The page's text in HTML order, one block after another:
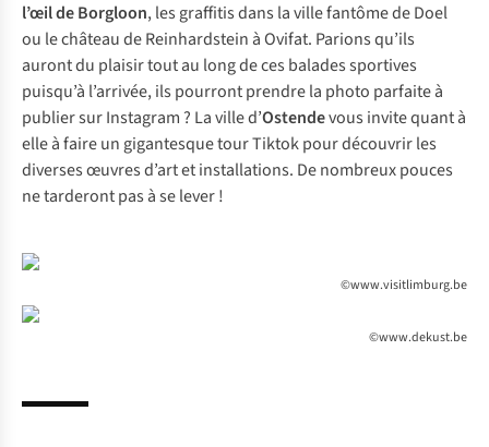
l’œilde Borgloon, les graffitis dans la ville fantôme de Doel
ou le château de Reinhardstein à Ovifat. Parions qu’ils
auront du plaisir tout au long de ces balades sportives
puisqu’à l’arrivée, ils pourront prendre la photo parfaite à
publier sur Instagram ? La ville d’Ostendevous invite quant à
elle à faire un gigantesquetour Tiktokpour découvrir les
diverses œuvres d’art et installations. De nombreux pouces
ne tarderont pas à se lever !
©www.visitlimburg.be
©www.dekust.be